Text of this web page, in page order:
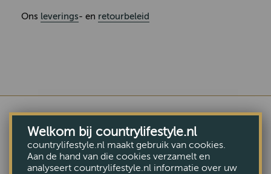
Ons leverings- en retourbeleid
COMBINEER MET DEZE
Welkom bij countrylifestyle.nl
countrylifestyle.nl maakt gebruik van cookies.
Aan de hand van die cookies verzamelt en
analyseert countrylifestyle.nl informatie over uw